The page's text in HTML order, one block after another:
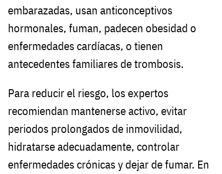
embarazadas, usan anticonceptivos
hormonales, fuman, padecen obesidad o
enfermedades cardíacas, o tienen
antecedentes familiares de trombosis.
Para reducir el riesgo, los expertos
recomiendan mantenerse activo, evitar
periodos prolongados de inmovilidad,
hidratarse adecuadamente, controlar
enfermedades crónicas y dejar de fumar. En